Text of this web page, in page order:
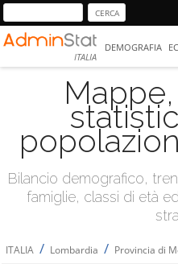
ITALIA
DEMOGRAFIA
Bilancio demografico,
famiglie, classi di età
ITALIA / Lombardia / Provincia di